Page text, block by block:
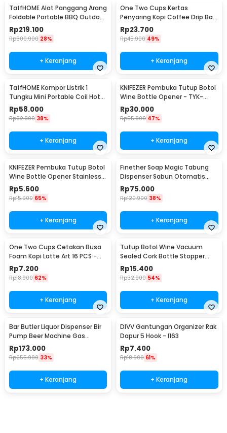
TaffHOME Alat Panggang Arang
Foldable Portable BBQ Outdoor
Grill Stove - HWSK77
Rp219.100
Rp300.900 28%
+ Keranjang
One Two Cups Kertas
Penyaring Kopi Coffee Drip Bag
Paper Filter 50PCS - T111
Rp23.700
Rp45.900 49%
+ Keranjang
TaffHOME Kompor Listrik 1
Tungku Mini Portable Coil Hot
Plate 500W - C1-1000-03
Rp58.000
Rp92.900 38%
+ Keranjang
KNIFEZER Pembuka Tutup Botol
Wine Bottle Opener - TYK-
074B
Rp30.000
Rp55.900 47%
+ Keranjang
KNIFEZER Pembuka Tutup Botol
Wine Bottle Opener Stainless
Steel - WS01
Rp5.600
Rp15.900 65%
+ Keranjang
Finether Soap Magic Tabung
Dispenser Sabun Otomatis
400ml - AD-03
Rp75.000
Rp120.900 38%
+ Keranjang
One Two Cups Cetakan Busa
Foam Kopi Latte Art 16 PCS -
JJYE01
Rp7.200
Rp18.900 62%
+ Keranjang
Tutup Botol Wine Vacuum
Sealed Cork Bottle Stopper
Stainless Steel - G94529
Rp15.400
Rp32.900 54%
+ Keranjang
Bar Butler Liquor Dispenser Bir
Pump Beer Machine Gas
Station 900ml - P-36
Rp173.000
Rp255.900 33%
+ Keranjang
DIVV Gantungan Organizer Rak
Dapur 5 Hook - I163
Rp7.400
Rp18.900 61%
+ Keranjang